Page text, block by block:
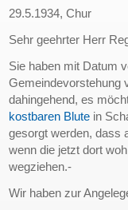
29.5.1934, Chur
Sehr geehrter Herr
Sie haben mit Datum
Gemeindevorstehung
dahingehend, es
kostbaren Blute in
gesorgt werden, dass
wenn die jetzt dort
wegziehen.-
Wir haben zur